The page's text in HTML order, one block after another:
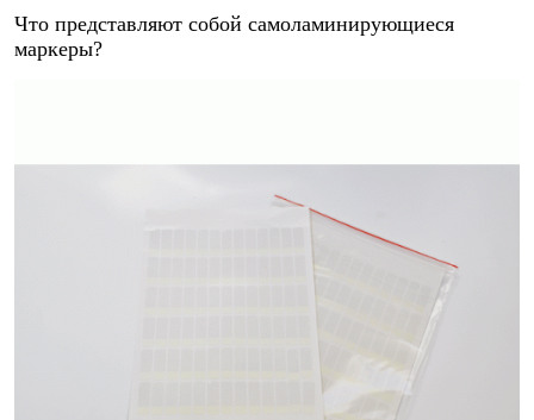
Что представляют собой самоламинирующиеся
маркеры?